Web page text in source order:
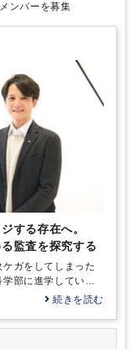
ンバーを募集
する存在へ。
監査を探究する
ガをしてしまった
部に進学していま
在学中にもっとビジ
の…
続きを読む